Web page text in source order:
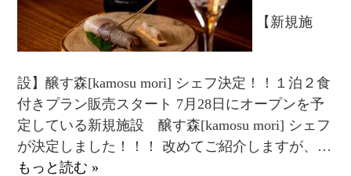
【新規施
設】醸す森[kamosu mori] シェフ決定！！１泊２食
付きプラン販売スタート 7月28日にオープンを予
定している新規施設 醸す森[kamosu mori] シェフ
が決定しました！！！ 改めてご紹介しますが、…
もっと読む »